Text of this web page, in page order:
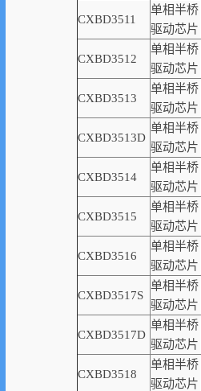
CXBD3511
单相半桥
驱动芯片
CXBD3512
单相半桥
驱动芯片
CXBD3513
单相半桥
驱动芯片
CXBD3513D
单相半桥
驱动芯片
CXBD3514
单相半桥
驱动芯片
CXBD3515
单相半桥
驱动芯片
CXBD3516
单相半桥
驱动芯片
CXBD3517S
单相半桥
驱动芯片
CXBD3517D
单相半桥
驱动芯片
CXBD3518
单相半桥
驱动芯片